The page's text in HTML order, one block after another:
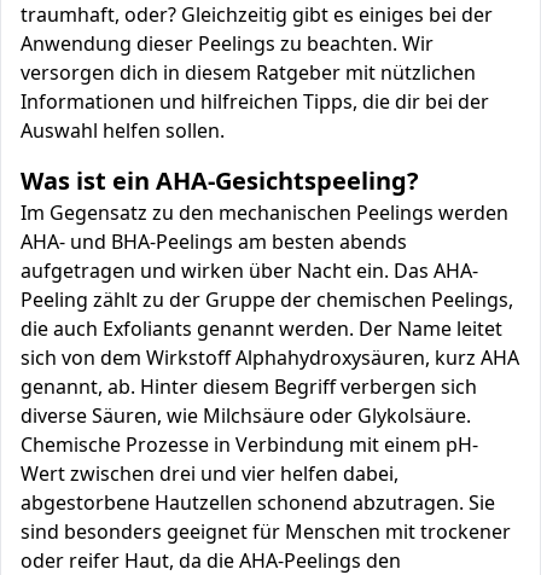
traumhaft, oder? Gleichzeitig gibt es einiges bei der
Anwendung dieser Peelings zu beachten. Wir
versorgen dich in diesem Ratgeber mit nützlichen
Informationen und hilfreichen Tipps, die dir bei der
Auswahl helfen sollen.
Was ist ein AHA-Gesichtspeeling?
Im Gegensatz zu den mechanischen Peelings werden
AHA- und BHA-Peelings am besten abends
aufgetragen und wirken über Nacht ein. Das AHA-
Peeling zählt zu der Gruppe der chemischen Peelings,
die auch Exfoliants genannt werden. Der Name leitet
sich von dem Wirkstoff Alphahydroxysäuren, kurz AHA
genannt, ab. Hinter diesem Begriff verbergen sich
diverse Säuren, wie Milchsäure oder Glykolsäure.
Chemische Prozesse in Verbindung mit einem pH-
Wert zwischen drei und vier helfen dabei,
abgestorbene Hautzellen schonend abzutragen. Sie
sind besonders geeignet für Menschen mit trockener
oder reifer Haut, da die AHA-Peelings den